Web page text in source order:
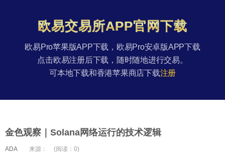
欧易交易所APP官网下载
欧易Pro苹果版APP下载，欧易Pro安卓版APP下载
点击欧易注册后下载，随时随地进行交易。
可本地下载和香港苹果商店下载注册
金色观察｜Solana网络运行的技术逻辑
ADA 来源： (阅读：0)